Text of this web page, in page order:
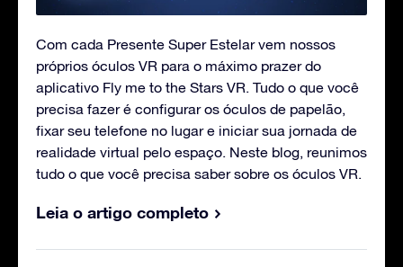
Com cada Presente Super Estelar vem nossos
próprios óculos VR para o máximo prazer do
aplicativo Fly me to the Stars VR. Tudo o que você
precisa fazer é configurar os óculos de papelão,
fixar seu telefone no lugar e iniciar sua jornada de
realidade virtual pelo espaço. Neste blog, reunimos
tudo o que você precisa saber sobre os óculos VR.
Leia o artigo completo